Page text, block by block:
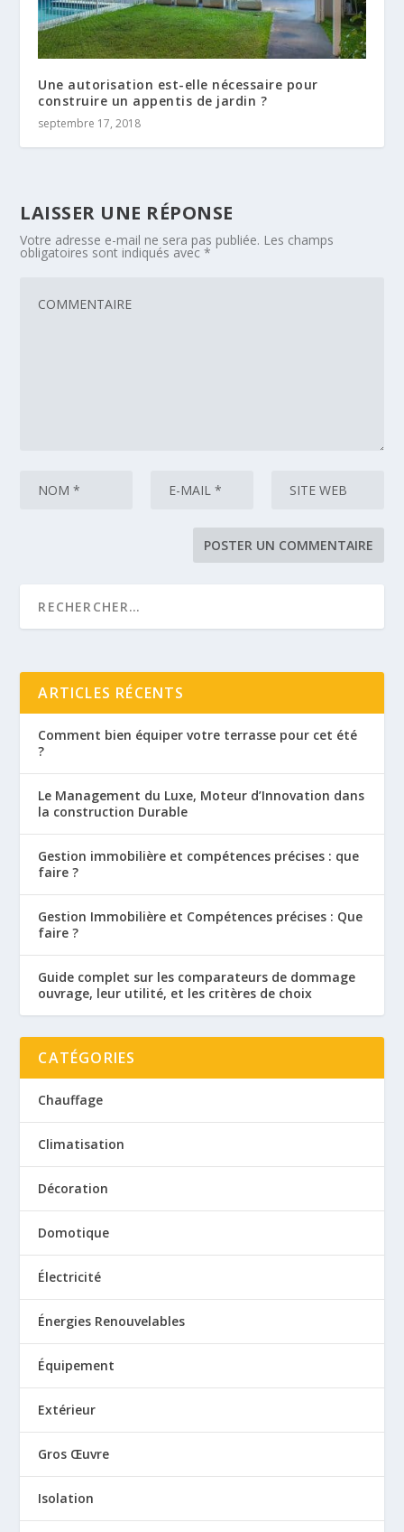
Une autorisation est-elle nécessaire pour
construire un appentis de jardin ?
septembre 17, 2018
LAISSER UNE RÉPONSE
Votre adresse e-mail ne sera pas publiée. Les champs
obligatoires sont indiqués avec*
ARTICLES RÉCENTS
Comment bien équiper votre terrasse pour cet été
?
Le Management du Luxe, Moteur d’Innovation dans
la construction Durable
Gestion immobilière et compétences précises : que
faire ?
Gestion Immobilière et Compétences précises : Que
faire ?
Guide complet sur les comparateurs de dommage
ouvrage, leur utilité, et les critères de choix
CATÉGORIES
Chauffage
Climatisation
Décoration
Domotique
Électricité
Énergies Renouvelables
Équipement
Extérieur
Gros Œuvre
Isolation